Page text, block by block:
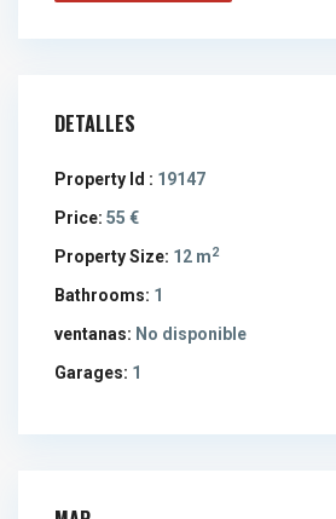
DETALLES
Property Id : 19147
Price: 55 €
Property Size: 12 m2
Bathrooms: 1
ventanas: No disponible
Garages: 1